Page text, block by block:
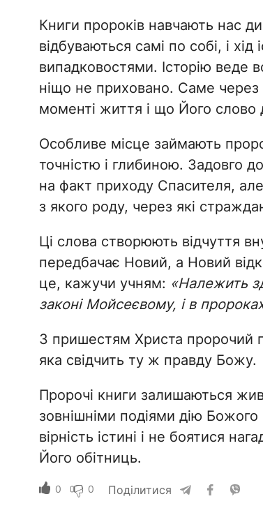
Книги пророків навчають нас
відбуваються самі по собі, і
випадковостями. Історію веде
ніщо не приховано. Саме
моменті життя і що Його слово
Особливе місце займають
точністю і глибиною. Задовго
на факт приходу Спасителя,
з якого роду, через які
Ці слова створюють відчуття
передбачає Новий, а Новий
це, кажучи учням: «Належить
законі Мойсеєвому, і в
З пришестям Христа пророчий
яка свідчить ту ж правду Божу.
Пророчі книги залишаються
зовнішніми подіями дію Божого
вірність істині і не боятися
Його обітниць.
0 0 Поділитися